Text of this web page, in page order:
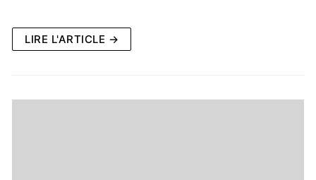
LIRE L'ARTICLE →